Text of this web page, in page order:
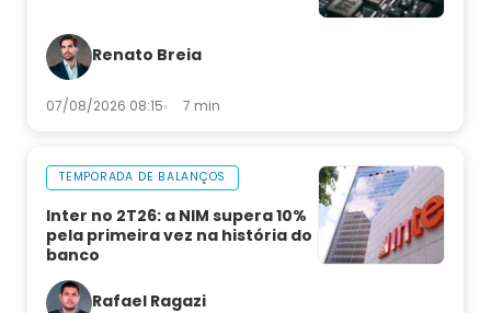
Renato Breia
07/08/2026 08:15 7 min
TEMPORADA DE BALANÇOS
Inter no 2T26: a NIM supera 10%
pela primeira vez na história do
banco
Rafael Ragazi